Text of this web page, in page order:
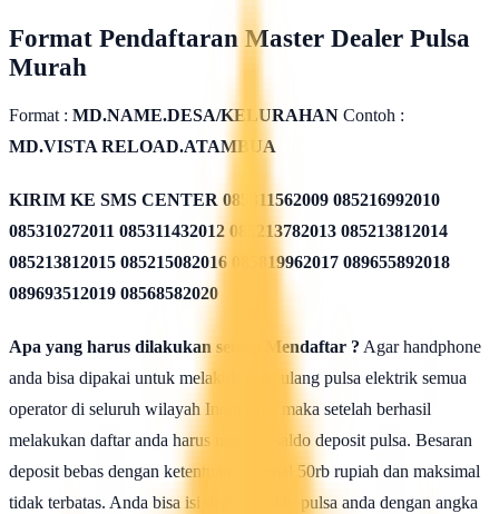
Format Pendaftaran Master Dealer Pulsa
Murah
Format : MD.NAME.DESA/KELURAHAN Contoh :
MD.VISTA RELOAD.ATAMBUA
KIRIM KE SMS CENTER 085311562009 085216992010
085310272011 085311432012 085213782013 085213812014
085213812015 085215082016 085819962017 089655892018
089693512019 08568582020
Apa yang harus dilakukan seusai Mendaftar ? Agar handphone
anda bisa dipakai untuk melakukan isi ulang pulsa elektrik semua
operator di seluruh wilayah Indonesia, maka setelah berhasil
melakukan daftar anda harus mengisi saldo deposit pulsa. Besaran
deposit bebas dengan ketentuan minimal 50rb rupiah dan maksimal
tidak terbatas. Anda bisa isi deposit saldo pulsa anda dengan angka